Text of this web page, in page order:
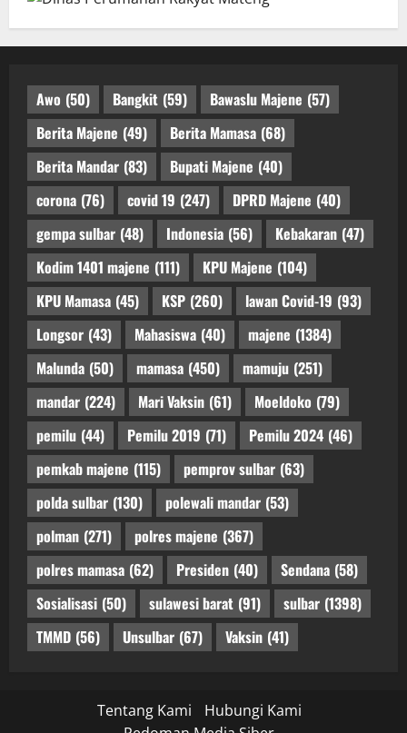
Awo (50) Bangkit (59) Bawaslu Majene (57)
Berita Majene (49) Berita Mamasa (68)
Berita Mandar (83) Bupati Majene (40)
corona (76) covid 19 (247) DPRD Majene (40)
gempa sulbar (48) Indonesia (56) Kebakaran (47)
Kodim 1401 majene (111) KPU Majene (104)
KPU Mamasa (45) KSP (260) lawan Covid-19 (93)
Longsor (43) Mahasiswa (40) majene (1384)
Malunda (50) mamasa (450) mamuju (251)
mandar (224) Mari Vaksin (61) Moeldoko (79)
pemilu (44) Pemilu 2019 (71) Pemilu 2024 (46)
pemkab majene (115) pemprov sulbar (63)
polda sulbar (130) polewali mandar (53)
polman (271) polres majene (367)
polres mamasa (62) Presiden (40) Sendana (58)
Sosialisasi (50) sulawesi barat (91) sulbar (1398)
TMMD (56) Unsulbar (67) Vaksin (41)
Tentang Kami
Hubungi Kami